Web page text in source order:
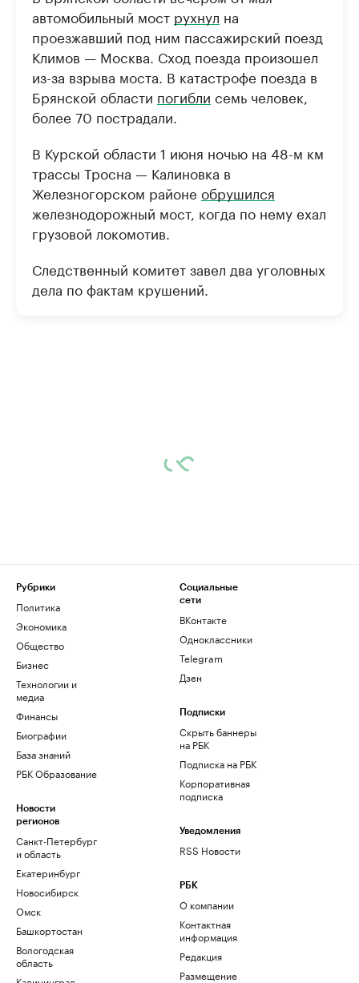
автомобильный мост рухнул на
проезжавший под ним пассажирский поезд
Климов — Москва. Сход поезда произошел
из-за взрыва моста. В катастрофе поезда в
Брянской области погибли семь человек,
более 70 пострадали.
В Курской области 1 июня ночью на 48-м км
трассы Тросна — Калиновка в
Железногорском районе обрушился
железнодорожный мост, когда по нему ехал
грузовой локомотив.
Следственный комитет завел два уголовных
дела по фактам крушений.
Рубрики
Политика
Экономика
Общество
Бизнес
Технологии и
медиа
Финансы
Биографии
База знаний
РБК Образование
Новости
регионов
Санкт-Петербург
и область
Екатеринбург
Новосибирск
Омск
Башкортостан
Вологодская
область
Социальные
сети
ВКонтакте
Одноклассники
Telegram
Дзен
Подписки
Скрыть баннеры
на РБК
Подписка на РБК
Корпоративная
подписка
Уведомления
RSS Новости
РБК
О компании
Контактная
информация
Редакция
Размещение